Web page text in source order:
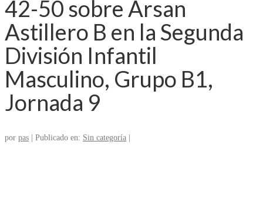
42-50 sobre Arsan
Astillero B en la Segunda
División Infantil
Masculino, Grupo B1,
Jornada 9
por pas Publicado en: Sin categoría